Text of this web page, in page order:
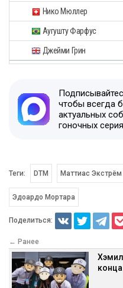
Нико Мюллер
Аугушту Фарфус
Джейми Грин
чтобы всегда
актуальных
гоночных
Теги: DTM Маттиас Экстрём
Эдоардо Мортара
Поделиться:
← Ранее